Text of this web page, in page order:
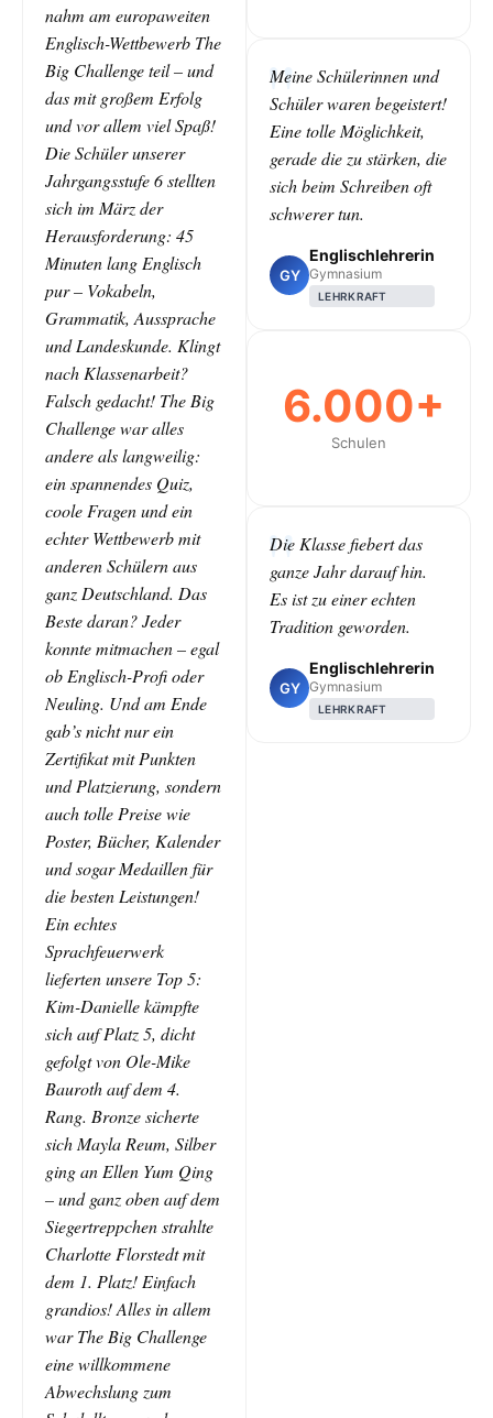
nahm am europaweiten
Englisch-Wettbewerb The
Big Challenge teil – und
das mit großem Erfolg
und vor allem viel Spaß!
Die Schüler unserer
Jahrgangsstufe 6 stellten
sich im März der
Herausforderung: 45
Minuten lang Englisch
pur – Vokabeln,
Grammatik, Aussprache
und Landeskunde. Klingt
nach Klassenarbeit?
Falsch gedacht! The Big
Challenge war alles
andere als langweilig:
ein spannendes Quiz,
coole Fragen und ein
echter Wettbewerb mit
anderen Schülern aus
ganz Deutschland. Das
Beste daran? Jeder
konnte mitmachen – egal
ob Englisch-Profi oder
Neuling. Und am Ende
gab’s nicht nur ein
Zertifikat mit Punkten
und Platzierung, sondern
auch tolle Preise wie
Poster, Bücher, Kalender
und sogar Medaillen für
die besten Leistungen!
Ein echtes
Sprachfeuerwerk
lieferten unsere Top 5:
Kim-Danielle kämpfte
sich auf Platz 5, dicht
gefolgt von Ole-Mike
Bauroth auf dem 4.
Rang. Bronze sicherte
sich Mayla Reum, Silber
ging an Ellen Yum Qing
– und ganz oben auf dem
Siegertreppchen strahlte
Charlotte Florstedt mit
dem 1. Platz! Einfach
grandios! Alles in allem
war The Big Challenge
eine willkommene
Abwechslung zum
Meine Schülerinnen und
Schüler waren begeistert!
Eine tolle Möglichkeit,
gerade die zu stärken, die
sich beim Schreiben oft
schwerer tun.
GY
Englischlehrerin
Gymnasium
LEHRKRAFT
6.000+
Schulen
Die Klasse fiebert das
ganze Jahr darauf hin.
Es ist zu einer echten
Tradition geworden.
GY
Englischlehrerin
Gymnasium
LEHRKRAFT